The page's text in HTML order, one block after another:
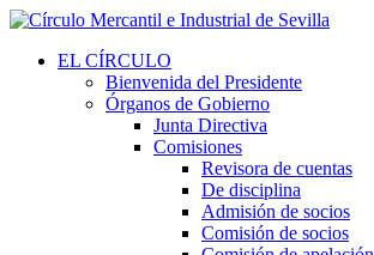
EL CÍRCULO
Bienvenida del Presidente
Órganos de Gobierno
Junta Directiva
Comisiones
Revisora de cuentas
De disciplina
Admisión de socios
Comisión de socios